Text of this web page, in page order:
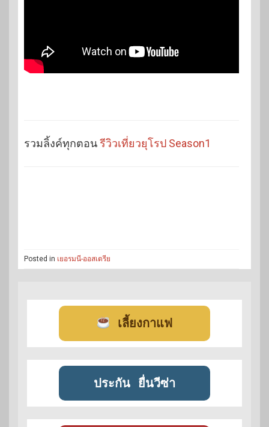
รวมลิ้งค์ทุกตอนรีวิวเที่ยวยุโรป Season1
Posted in เยอรมนี-ออสเตรีย
เลี้ยงกาแฟ
ประกัน ยื่นวีซ่า